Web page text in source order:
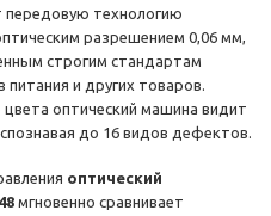
передовую технологию
разрешением 0,06 мм,
строгим стандартам
питания и других товаров.
цвета оптический машина видит
до 16 видов дефектов.
оптический
мгновенно сравнивает